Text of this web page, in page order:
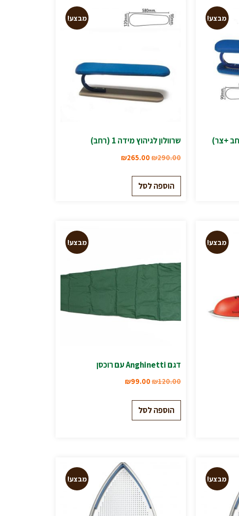
מבצע! מבצע!
שרוולון לגיהוץ מידה 1 (רחב)
₪290.00
₪265.00
הוספה לסל
מבצע! מבצע!
דגם Anghinetti עם רוכסן
₪120.00
₪99.00
הוספה לסל
מבצע! מבצע!